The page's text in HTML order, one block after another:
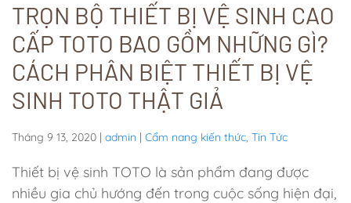
TRỌN BỘ THIẾT BỊ VỆ SINH CAO
CẤP TOTO BAO GỒM NHỮNG GÌ?
CÁCH PHÂN BIỆT THIẾT BỊ VỆ
SINH TOTO THẬT GIẢ
Tháng 9 13, 2020 | admin | Cẩm nang kiến thức, Tin Tức
Thiết bị vệ sinh TOTO là sản phẩm đang được
nhiều gia chủ hướng đến trong cuộc sống hiện đại,